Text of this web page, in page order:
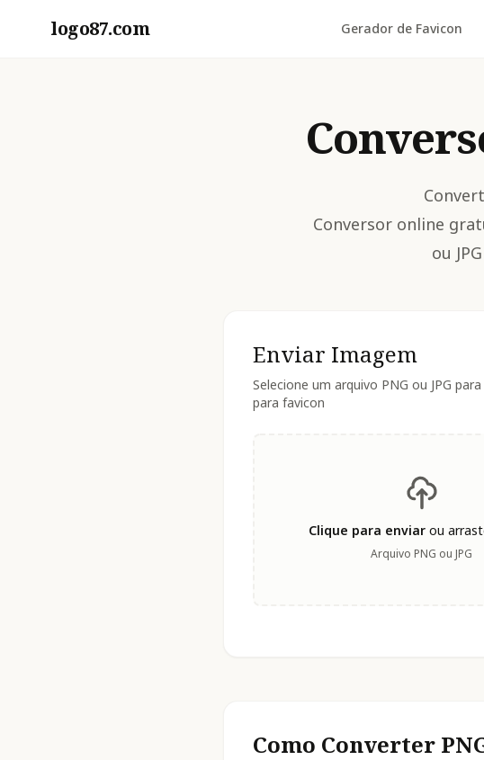
logo87.com Gerador de Favicon
Conversor online
ou
Enviar Imagem
Selecione um arquivo PNG ou JPG
para favicon
Clique para enviar ou
Arquivo PNG ou JPG
Como Converter